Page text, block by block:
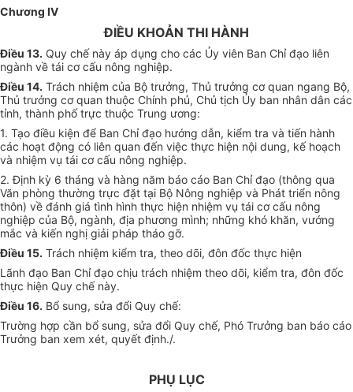
Chương IV
ĐIỀU KHOẢN THI HÀNH
Điều 13. Quy chế này áp dụng cho các Ủy viên Ban Chỉ đạo liên
ngành về tái cơ cấu nông nghiệp.
Điều 14. Trách nhiệm của Bộ trưởng, Thủ trưởng cơ quan ngang Bộ,
Thủ trưởng cơ quan thuộc Chính phủ, Chủ tịch Ủy ban nhân dân các
tỉnh, thành phố trực thuộc Trung ương:
1. Tạo điều kiện để Ban Chỉ đạo hướng dẫn, kiểm tra và tiến hành
các hoạt động có liên quan đến việc thực hiện nội dung, kế hoạch
và nhiệm vụ tái cơ cấu nông nghiệp.
2. Định kỳ 6 tháng và hàng năm báo cáo Ban Chỉ đạo (thông qua
Văn phòng thường trực đặt tại Bộ Nông nghiệp và Phát triển nông
thôn) về đánh giá tình hình thực hiện nhiệm vụ tái cơ cấu nông
nghiệp của Bộ, ngành, địa phương mình; những khó khăn, vướng
mắc và kiến nghị giải pháp tháo gỡ.
Điều 15. Trách nhiệm kiểm tra, theo dõi, đôn đốc thực hiện
Lãnh đạo Ban Chỉ đạo chịu trách nhiệm theo dõi, kiểm tra, đôn đốc
thực hiện Quy chế này.
Điều 16. Bổ sung, sửa đổi Quy chế:
Trường hợp cần bổ sung, sửa đổi Quy chế, Phó Trưởng ban báo cáo
Trưởng ban xem xét, quyết định./.
PHỤ LỤC